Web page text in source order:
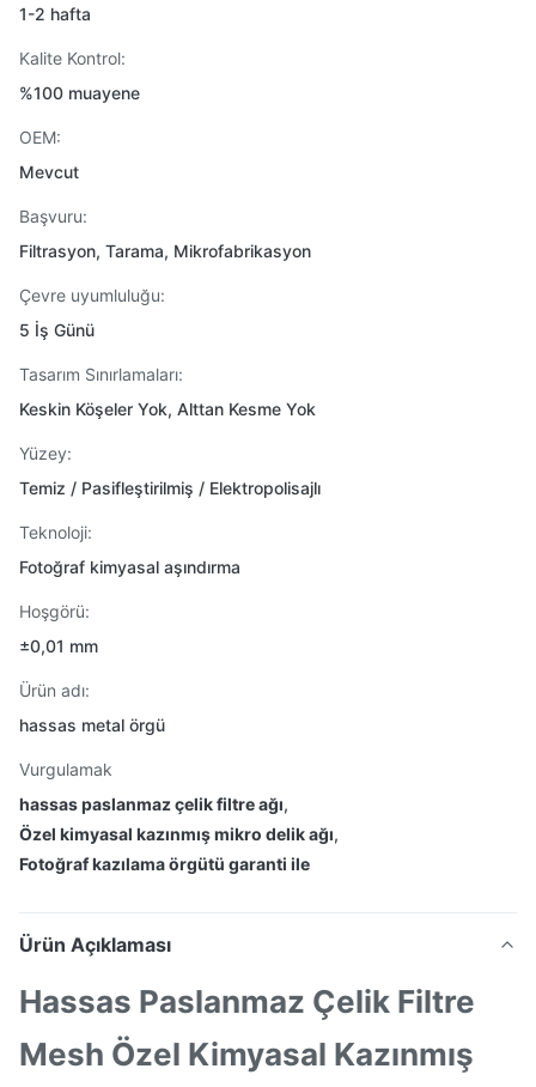
1-2 hafta
Kalite Kontrol:
%100 muayene
OEM:
Mevcut
Başvuru:
Filtrasyon, Tarama, Mikrofabrikasyon
Çevre uyumluluğu:
5 İş Günü
Tasarım Sınırlamaları:
Keskin Köşeler Yok, Alttan Kesme Yok
Yüzey:
Temiz / Pasifleştirilmiş / Elektropolisajlı
Teknoloji:
Fotoğraf kimyasal aşındırma
Hoşgörü:
±0,01 mm
Ürün adı:
hassas metal örgü
Vurgulamak
hassas paslanmaz çelik filtre ağı,
Özel kimyasal kazınmış mikro delik ağı,
Fotoğraf kazılama örgütü garanti ile
Ürün Açıklaması
Hassas Paslanmaz Çelik Filtre
Mesh Özel Kimyasal Kazınmış